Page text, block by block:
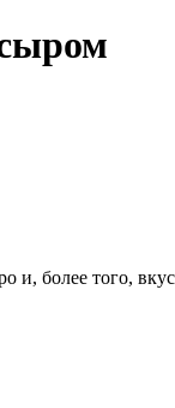
и, более того,